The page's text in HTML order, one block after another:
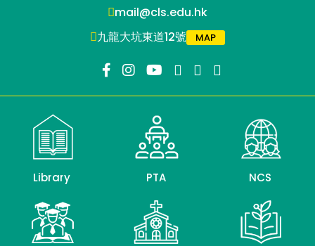
mail@cls.edu.hk
九龍大坑東道12號
MAP
Library PTA NCS